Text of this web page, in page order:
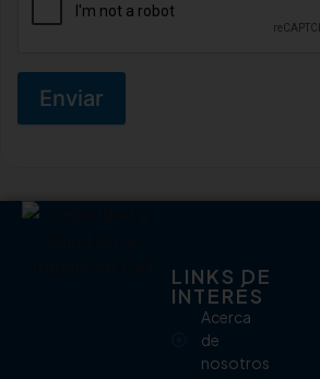
Enviar
LINKS DE
INTERÉS
Acerca
de
nosotros